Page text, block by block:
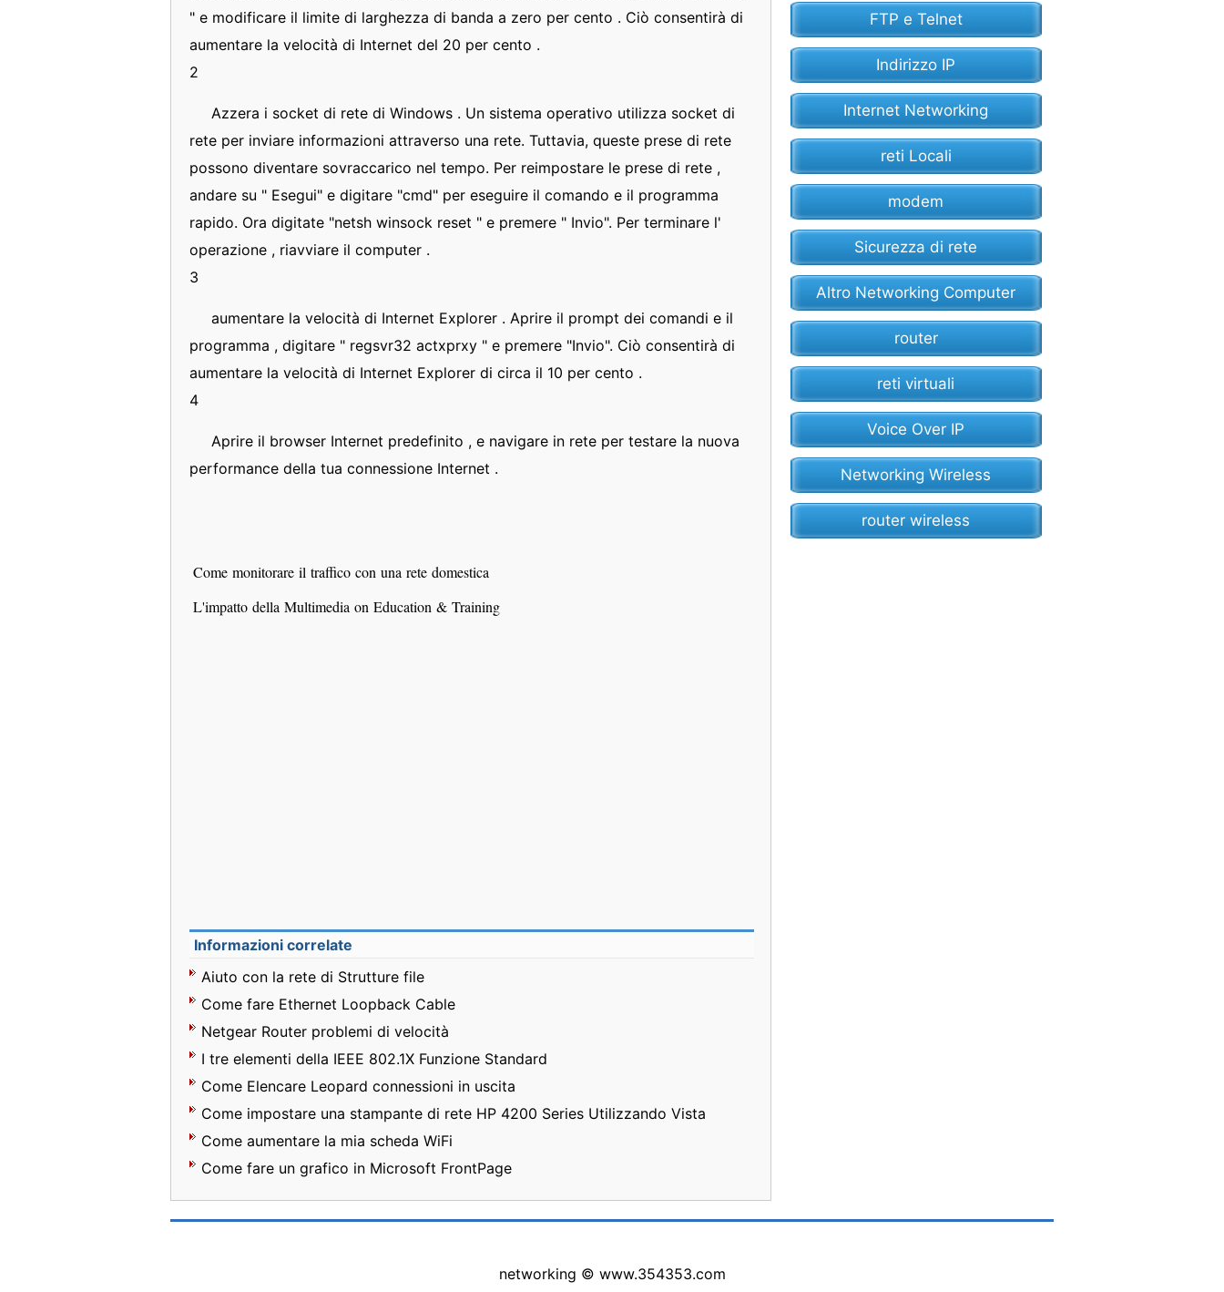
" e modificare il limite di larghezza di banda a zero per cento . Ciò consentirà di
aumentare la velocità di Internet del 20 per cento .
2
Azzera i socket di rete di Windows . Un sistema operativo utilizza socket di
rete per inviare informazioni attraverso una rete. Tuttavia, queste prese di rete
possono diventare sovraccarico nel tempo. Per reimpostare le prese di rete ,
andare su " Esegui" e digitare "cmd" per eseguire il comando e il programma
rapido. Ora digitate "netsh winsock reset " e premere " Invio". Per terminare l'
operazione , riavviare il computer .
3
aumentare la velocità di Internet Explorer . Aprire il prompt dei comandi e il
programma , digitare " regsvr32 actxprxy " e premere "Invio". Ciò consentirà di
aumentare la velocità di Internet Explorer di circa il 10 per cento .
4
Aprire il browser Internet predefinito , e navigare in rete per testare la nuova
performance della tua connessione Internet .
Come monitorare il traffico con una rete domestica
L'impatto della Multimedia on Education & Training
Informazioni correlate
Aiuto con la rete di Strutture file
Come fare Ethernet Loopback Cable
Netgear Router problemi di velocità
I tre elementi della IEEE 802.1X Funzione Standard
Come Elencare Leopard connessioni in uscita
Come impostare una stampante di rete HP 4200 Series Utilizzando Vista
Come aumentare la mia scheda WiFi
Come fare un grafico in Microsoft FrontPage
FTP e Telnet
Indirizzo IP
Internet Networking
reti Locali
modem
Sicurezza di rete
Altro Networking Computer
router
reti virtuali
Voice Over IP
Networking Wireless
router wireless
networking © www.354353.com